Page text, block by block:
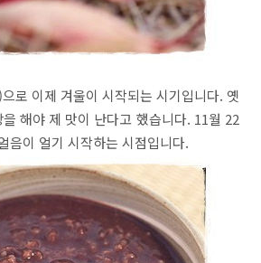
로 이제 겨울이 시작되는 시기입니다. 옛
해야 제 맛이 난다고 했습니다. 11월 22
음이 얼기 시작하는 시점입니다.